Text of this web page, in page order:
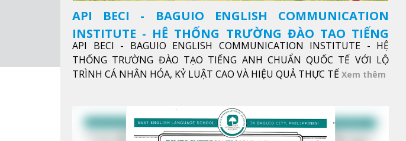
API BECI - BAGUIO ENGLISH COMMUNICATION
INSTITUTE - HỆ THỐNG TRƯỜNG ĐÀO TẠO TIẾNG
ANH CHUẨN QUỐC TẾ
API BECI - BAGUIO ENGLISH COMMUNICATION INSTITUTE - HỆ
THỐNG TRƯỜNG ĐÀO TẠO TIẾNG ANH CHUẨN QUỐC TẾ VỚI LỘ
TRÌNH CÁ NHÂN HÓA, KỶ LUẬT CAO VÀ HIỆU QUẢ THỰC TẾ Xem thêm